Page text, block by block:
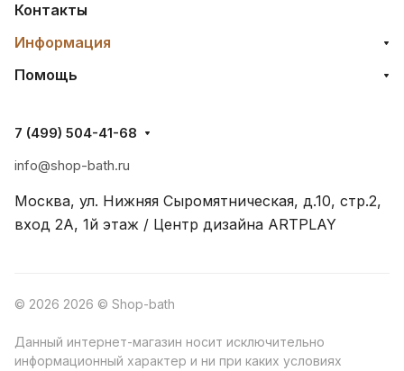
Контакты
Информация
Помощь
7 (499) 504-41-68
info@shop-bath.ru
Москва, ул. Нижняя Сыромятническая, д.10, стр.2,
вход 2A, 1й этаж / Центр дизайна ARTPLAY
© 2026 2026 © Shop-bath
Данный интернет-магазин носит исключительно
информационный характер и ни при каких условиях